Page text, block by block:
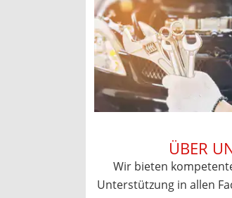
ÜBER
Wir bieten
Unterstützung in allen